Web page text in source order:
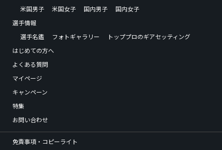
米国男子
米国女子 国内男子
国内女子
選手情報
選手名鑑
フォトギャラリー
トッププロのギアセッティング
はじめての方へ
よくある質問
マイページ
キャンペーン
特集
お問い合わせ
免責事項・コピーライト